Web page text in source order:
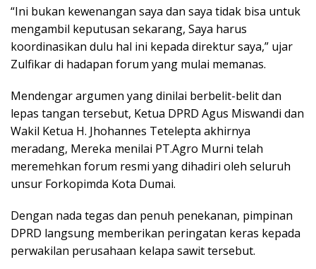
“Ini bukan kewenangan saya dan saya tidak bisa untuk
mengambil keputusan sekarang, Saya harus
koordinasikan dulu hal ini kepada direktur saya,” ujar
Zulfikar di hadapan forum yang mulai memanas.
Mendengar argumen yang dinilai berbelit-belit dan
lepas tangan tersebut, Ketua DPRD Agus Miswandi dan
Wakil Ketua H. Jhohannes Tetelepta akhirnya
meradang, Mereka menilai PT.Agro Murni telah
meremehkan forum resmi yang dihadiri oleh seluruh
unsur Forkopimda Kota Dumai.
Dengan nada tegas dan penuh penekanan, pimpinan
DPRD langsung memberikan peringatan keras kepada
perwakilan perusahaan kelapa sawit tersebut.